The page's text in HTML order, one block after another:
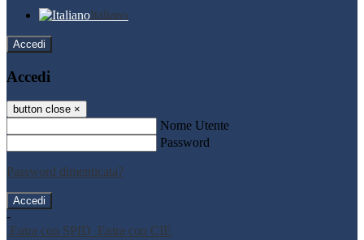
Italiano
Accedi
Accedi
button close ×
Nome Utente
Password
Password dimenticata?
-
Entra con SPID Entra con CIE